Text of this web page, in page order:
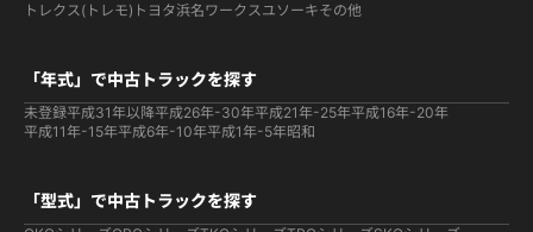
トレクス(トレモ) トヨタ浜名ワークスユソーキその他
「年式」で中古トラックを探す
未登録平成31年以降平成26年-30年平成21年-25年平成16年-20年
平成11年-15年平成6年-10年平成1年-5年昭和
「型式」で中古トラックを探す